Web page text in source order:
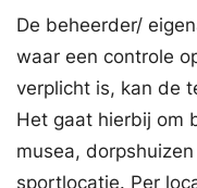
De beheerder/
waar een controle
verplicht is, kan de
Het gaat hierbij om
musea,
sportlocatie. Per